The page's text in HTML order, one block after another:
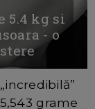
5.4 kg si
- o
grame